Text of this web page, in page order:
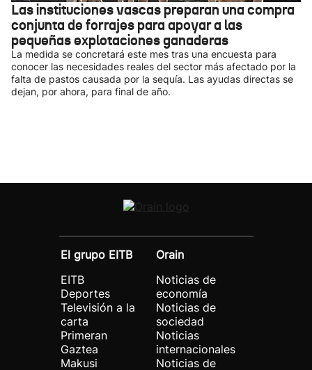
Las instituciones vascas preparan una compra
conjunta de forrajes para apoyar a las
pequeñas explotaciones ganaderas
La medida se concretará este mes tras una encuesta para
conocer las necesidades reales del sector más afectado por la
falta de pastos causada por la sequía. Las ayudas directas se
dejan, por ahora, para final de año.
El grupo EITB
EITB
Deportes
Televisión a la
carta
Primeran
Gaztea
Makusi
Orain
Noticias de
economía
Noticias de
sociedad
Noticias
internacionales
Noticias de